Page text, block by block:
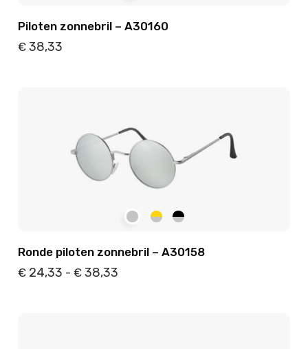
Piloten zonnebril – A30160
€38,33
Ronde piloten zonnebril – A30158
€24,33 - €38,33